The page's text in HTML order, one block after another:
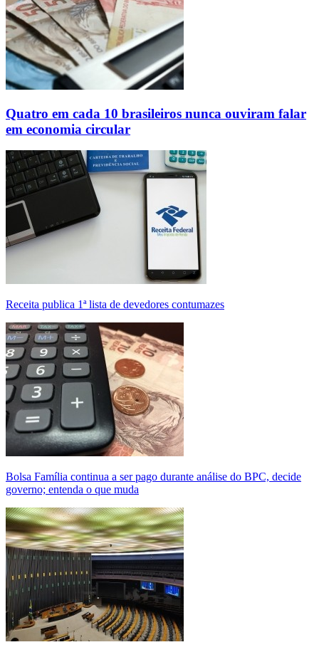
Quatro em cada 10 brasileiros nunca ouviram falar
em economia circular
Receita publica 1ª lista de devedores contumazes
Bolsa Família continua a ser pago durante análise do BPC, decide
governo; entenda o que muda